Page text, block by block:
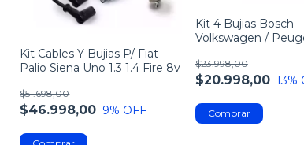
Kit Cables Y Bujias P/ Fiat
Palio Siena Uno 1.3 1.4 Fire 8v
$46.998,00
$51.698,00
9% OFF
Kit 4 Bujias Bosch
Volkswagen /
mas
$20.998,00
$23.998,00
13%